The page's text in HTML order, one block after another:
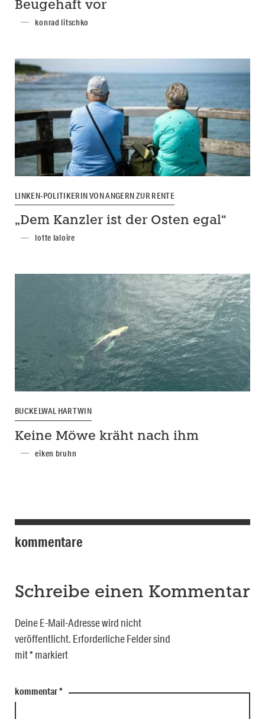
Beugehaft vor
konrad litschko
LINKEN-POLITIKERIN VON ANGERN ZUR RENTE
„Dem Kanzler ist der Osten egal“
lotte laloire
BUCKELWAL HARTWIN
Keine Möwe kräht nach ihm
eiken bruhn
kommentare
Schreibe einen Kommentar
Deine E-Mail-Adresse wird nicht
veröffentlicht. Erforderliche Felder sind
mit*markiert
kommentar*